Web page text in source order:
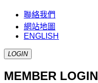
聯絡我們
網站地圖
ENGLISH
LOGIN
MEMBER LOGIN